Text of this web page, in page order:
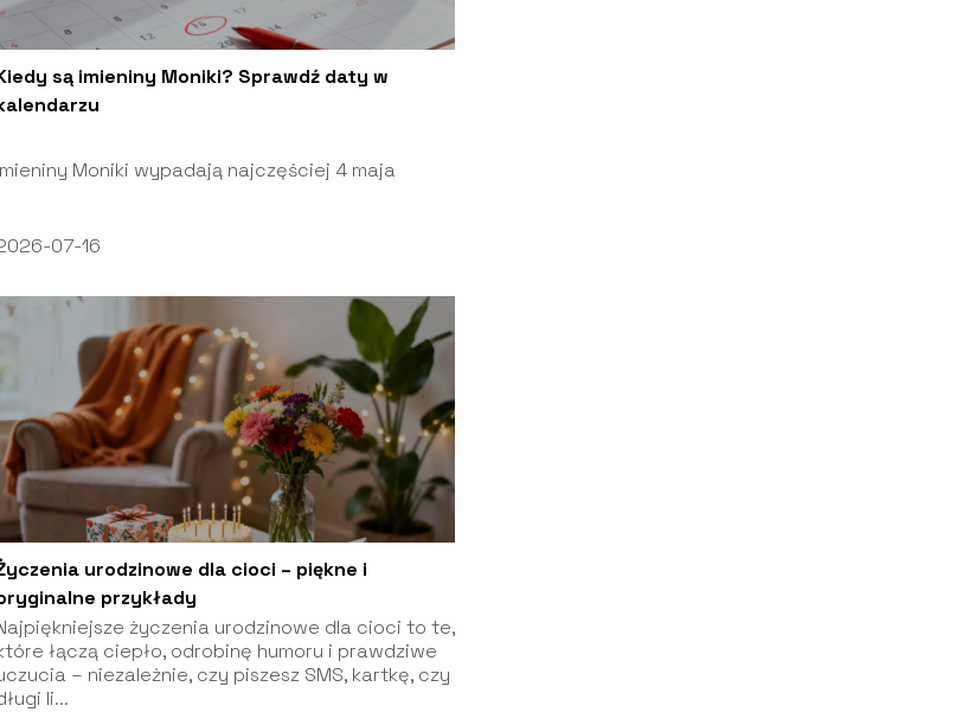
są imieniny Moniki? Sprawdź daty w
Moniki wypadają najczęściej 4 maja
07-16
urodzinowe dla cioci – piękne i
przykłady
życzenia urodzinowe dla cioci to te,
łączą ciepło, odrobinę humoru i prawdziwe
– niezależnie, czy piszesz SMS, kartkę, czy
li...